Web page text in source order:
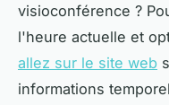
visioconférence ?
l'heure actuelle et
allez sur le site web
informations